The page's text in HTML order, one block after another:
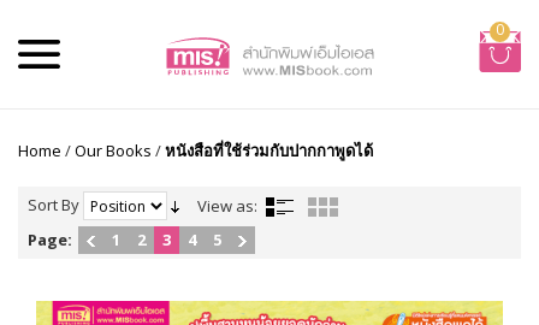
0
Home /Our Books /หนังสือที่ใช้ร่วมกับปากกาพูดได้
Sort By
View as:
Page:
1 2 3 4 5